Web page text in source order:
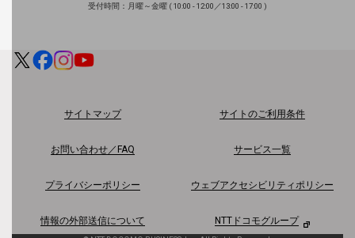
ダイバーシティ
電子公告
基礎的電気通信役務損益明細表
採用情報TOP
受付時間：月曜～金曜 ( 10:00 - 12:00／13:00 - 17:00 )
サイトマップ サイトのご利用条件
お問い合わせ／FAQ サービス一覧
プライバシーポリシー ウェブアクセシビリティポリシー
情報の外部送信について NTTドコモグループ